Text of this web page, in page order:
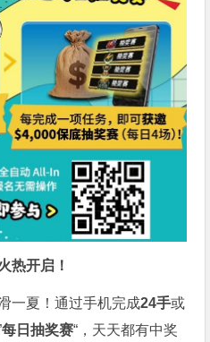
热开启！
一夏！通过手机完成24手或
每日抽奖赛“，天天都有中奖